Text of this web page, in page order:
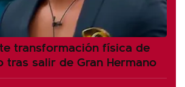
transformación física de
tras salir de Gran Hermano